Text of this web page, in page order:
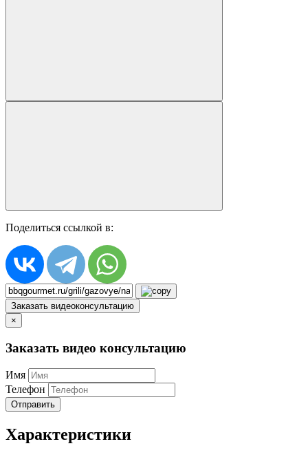
Поделиться ссылкой в:
Заказать видеоконсультацию
×
Заказать видео консультацию
Имя
Телефон
Отправить
Характеристики